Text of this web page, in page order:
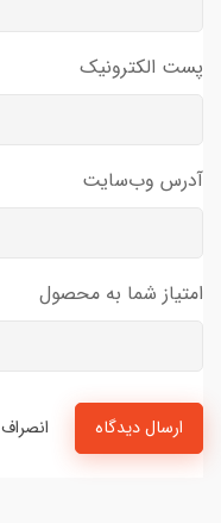
پست الکترونیک
آدرس وب‌سایت
امتیاز شما به محصول
ارسال دیدگاه انصراف